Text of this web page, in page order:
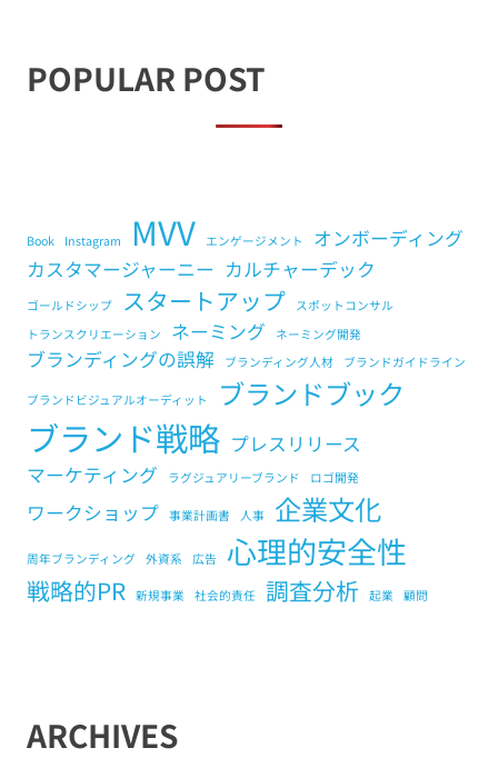
POPULAR POST
Book Instagram MVV エンゲージメント
オンボーディング
カスタマージャーニー カルチャーデック
ゴールドシップ スタートアップ
スポットコンサル
トランスクリエーション
ネーミング ネーミング開発
ブランディングの誤解 ブランディング人材 ブランドガイドライン
ブランドビジュアルオーディット ブランドブック
ブランド戦略 プレスリリース
マーケティング
ラグジュアリーブランド ロゴ開発
ワークショップ 事業計画書 人事 企業文化
周年ブランディング 外資系 広告 心理的安全性
戦略的PR 新規事業 社会的責任 調査分析 起業 顧問
ARCHIVES